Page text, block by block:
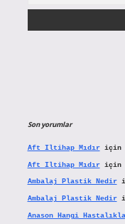
Son yorumlar
Aft Iltihap Mıdıriçin
Aft Iltihap Mıdıriçin
Ambalaj Plastik Nedir
Ambalaj Plastik Nedir
Anason Hangi